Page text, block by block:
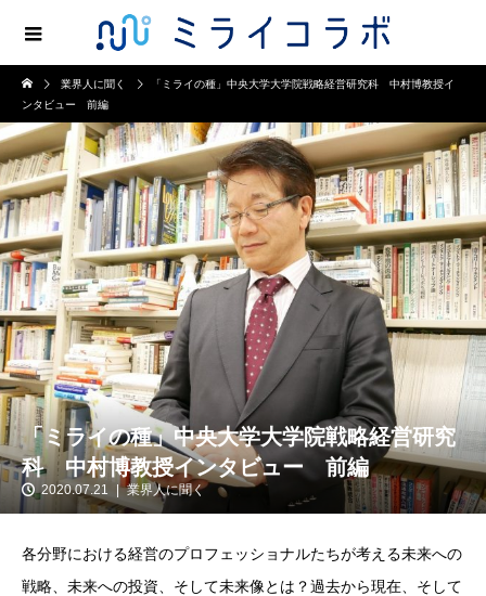
業界人に聞く
「ミライの種」中央大学大学院戦略経営研究科 中村博教授イ
ンタビュー 前編
「ミライの種」中央大学大学院戦略経営研究
科 中村博教授インタビュー 前編
2020.07.21 業界人に聞く
各分野における経営のプロフェッショナルたちが考える未来への
戦略、未来への投資、そして未来像とは？過去から現在、そして